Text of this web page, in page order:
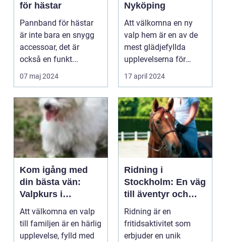
för hästar
Pannband för hästar
är inte bara en snygg
accessoar, det är
också en funkt...
07 maj 2024
Nyköping
Att välkomna en ny
valp hem är en av de
mest glädjefyllda
upplevelserna för
hund...
17 april 2024
Kom igång med
din bästa vän:
Valpkurs i
Nyköping
Att välkomna en valp
till familjen är en härlig
upplevelse, fylld med
Ridning i
Stockholm: En väg
till äventyr och
harmoni
Ridning är en
fritidsaktivitet som
erbjuder en unik